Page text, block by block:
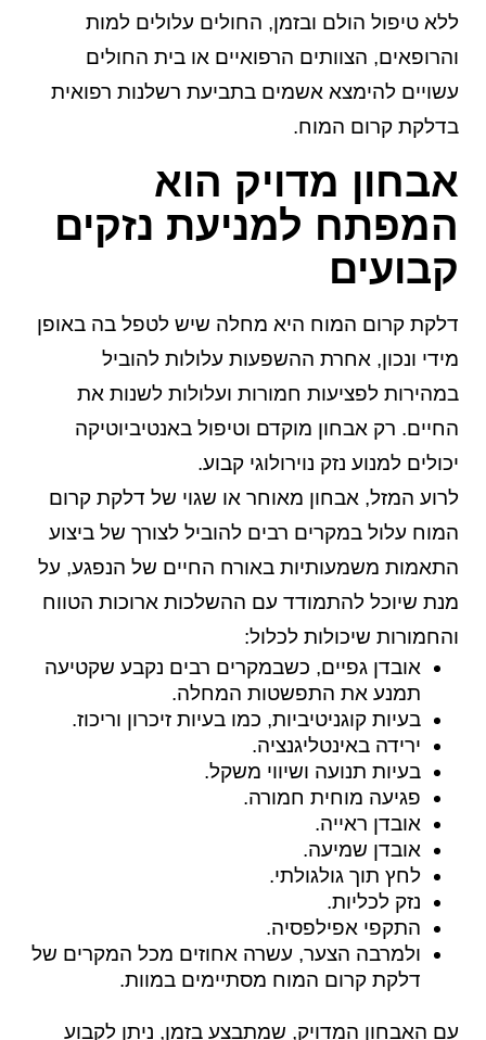
ללא טיפול הולם ובזמן, החולים עלולים למות
והרופאים, הצוותים הרפואיים או בית החולים
עשויים להימצא אשמים בתביעת רשלנות רפואית
בדלקת קרום המוח.
אבחון מדויק הוא
המפתח למניעת נזקים
קבועים
דלקת קרום המוח היא מחלה שיש לטפל בה באופן
מידי ונכון, אחרת ההשפעות עלולות להוביל
במהירות לפציעות חמורות ועלולות לשנות את
החיים. רק אבחון מוקדם וטיפול באנטיביוטיקה
יכולים למנוע נזק נוירולוגי קבוע.
לרוע המזל, אבחון מאוחר או שגוי של דלקת קרום
המוח עלול במקרים רבים להוביל לצורך של ביצוע
התאמות משמעותיות באורח החיים של הנפגע, על
מנת שיוכל להתמודד עם ההשלכות ארוכות הטווח
והחמורות שיכולות לכלול:
אובדן גפיים, כשבמקרים רבים נקבע שקטיעה
תמנע את התפשטות המחלה.
בעיות קוגניטיביות, כמו בעיות זיכרון וריכוז.
ירידה באינטליגנציה.
בעיות תנועה ושיווי משקל.
פגיעה מוחית חמורה.
אובדן ראייה.
אובדן שמיעה.
לחץ תוך גולגולתי.
נזק לכליות.
התקפי אפילפסיה.
ולמרבה הצער, עשרה אחוזים מכל המקרים של
דלקת קרום המוח מסתיימים במוות.
עם האבחון המדויק, שמתבצע בזמן, ניתן לקבוע